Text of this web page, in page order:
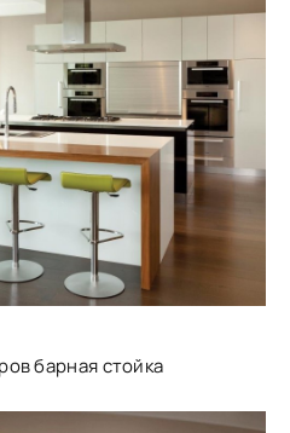
барная стойка